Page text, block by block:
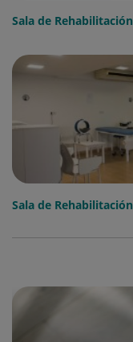
Sala de Rehabilitación
Sala de Rehabilitación